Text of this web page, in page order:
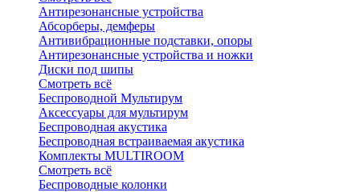
Антирезонансные устройства
Абсорберы, демферы
Антивибрационные подставки, опоры
Антирезонансные устройства и ножки
Диски под шипы
Смотреть всё
Беспроводной Мультирум
Аксессуары для мультирум
Беспроводная акустика
Беспроводная встраиваемая акустика
Комплекты MULTIROOM
Смотреть всё
Беспроводные колонки